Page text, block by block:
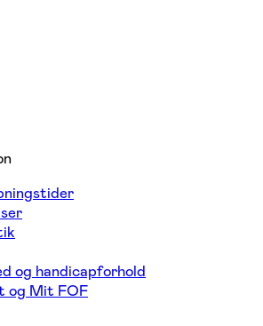
og handicapforhold
og Mit FOF